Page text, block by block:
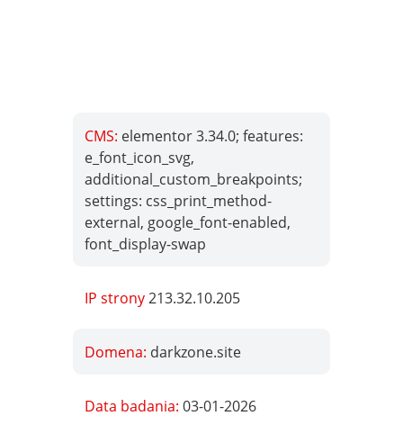
CMS: elementor 3.34.0; features:
e_font_icon_svg,
additional_custom_breakpoints;
settings: css_print_method-
external, google_font-enabled,
font_display-swap
IP strony213.32.10.205
Domena: darkzone.site
Data badania:03-01-2026